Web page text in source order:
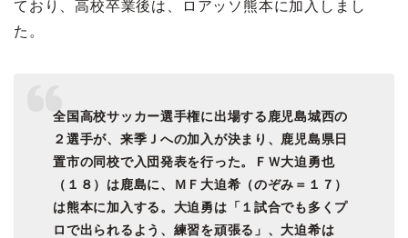
ており、高校卒業後は、ロアッソ熊本に加入しまし
た。
全国高校サッカー選手権に出場する鹿児島城西の
２選手が、来季Ｊへの加入が決まり、鹿児島県日
置市の同校で入団発表を行った。ＦＷ大迫勇也
（１８）は鹿島に、ＭＦ大迫希（のぞみ＝１７）
は熊本に加入する。大迫勇は「１試合でも多くプ
ロで出られるよう、練習を頑張る」、大迫希は